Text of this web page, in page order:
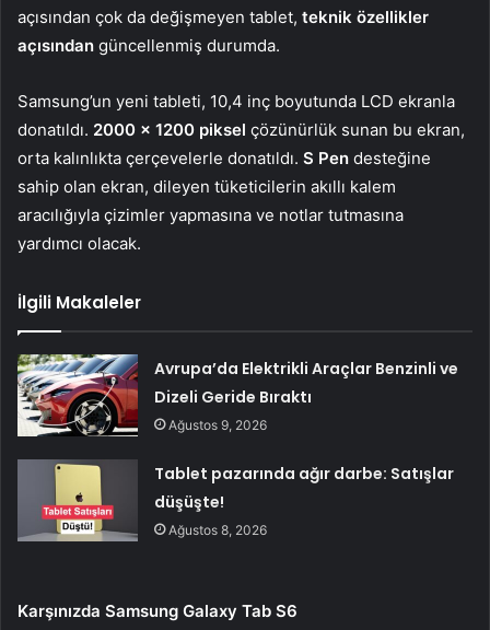
açısından çok da değişmeyen tablet, teknik özellikler
açısından güncellenmiş durumda.
Samsung’un yeni tableti, 10,4 inç boyutunda LCD ekranla
donatıldı. 2000 x 1200 piksel çözünürlük sunan bu ekran,
orta kalınlıkta çerçevelerle donatıldı. S Pen desteğine
sahip olan ekran, dileyen tüketicilerin akıllı kalem
aracılığıyla çizimler yapmasına ve notlar tutmasına
yardımcı olacak.
İlgili Makaleler
Avrupa’da Elektrikli Araçlar Benzinli ve
Dizeli Geride Bıraktı
Ağustos 9, 2026
Tablet pazarında ağır darbe: Satışlar
düşüşte!
Ağustos 8, 2026
Karşınızda Samsung Galaxy Tab S6